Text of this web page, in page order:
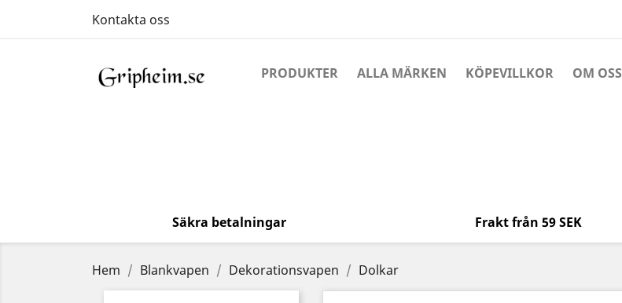
Kontakta oss
PRODUKTER ALLA MÄRKEN KÖPEVILLKOR OM OSS
Säkra betalningar Frakt från 59 SEK
Hem Blankvapen Dekorationsvapen Dolkar